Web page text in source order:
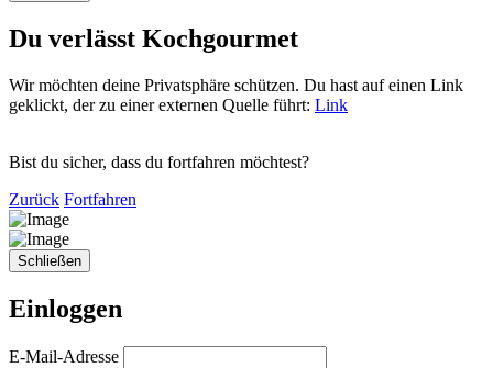
Du verlässt Kochgourmet
Wir möchten deine Privatsphäre schützen. Du hast auf einen Link
geklickt, der zu einer externen Quelle führt: Link
Bist du sicher, dass du fortfahren möchtest?
Zurück Fortfahren
Schließen
Einloggen
E-Mail-Adresse